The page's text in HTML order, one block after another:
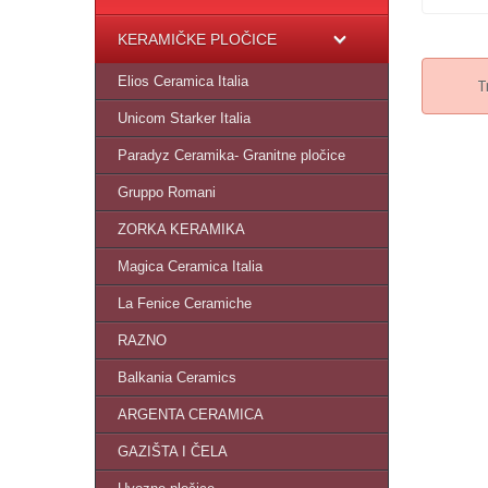
KERAMIČKE PLOČICE
Elios Ceramica Italia
Unicom Starker Italia
Paradyz Ceramika- Granitne pločice
Gruppo Romani
ZORKA KERAMIKA
Magica Ceramica Italia
La Fenice Ceramiche
RAZNO
Balkania Ceramics
ARGENTA CERAMICA
GAZIŠTA I ČELA